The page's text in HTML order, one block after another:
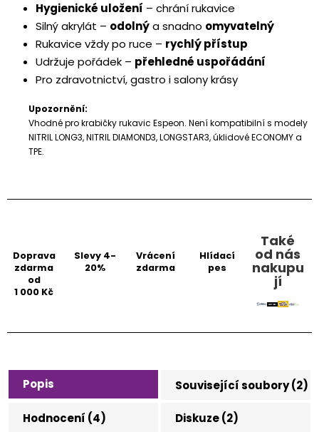
Hygienické uložení – chrání rukavice
Silný akrylát – odolnýa snadno omyvatelný
Rukavice vždy po ruce – rychlý přístup
Udržuje pořádek – přehledné uspořádání
Pro zdravotnictví, gastro i salony krásy
Upozornění:
Vhodné pro krabičky rukavic Espeon. Není kompatibilní s modely
NITRIL LONG3, NITRIL DIAMOND3, LONGSTAR3, úklidové ECONOMY a
TPE.
Doprava
zdarma
od
1 000 Kč
Slevy 4-
20%
Vrácení
zdarma
Hlídací
pes
Také
od nás
nakupu
jí
Popis Související soubory (2)
Hodnocení (4) Diskuze (2)